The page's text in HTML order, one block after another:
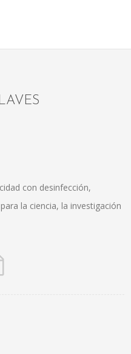
con desinfección,
la ciencia, la investigación